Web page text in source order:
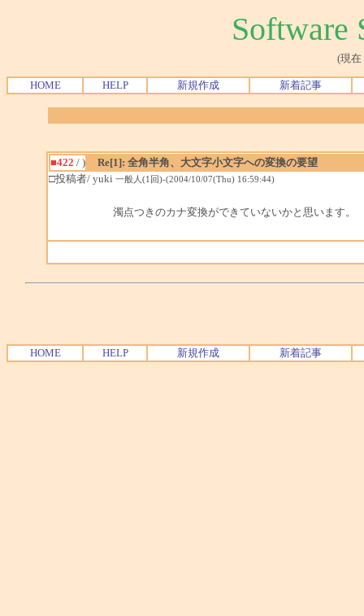
Software
(現在
HOME HELP 新規作成 新着記事
■422 / )
Re[1]: 全角半角、大文字小文字への変換の要望
□投稿者/ yuki 一般人(1回)-(2004/10/07(Thu) 16:59:44)
濁点つきのカナ変換ができていないかと思います。
HOME HELP 新規作成 新着記事